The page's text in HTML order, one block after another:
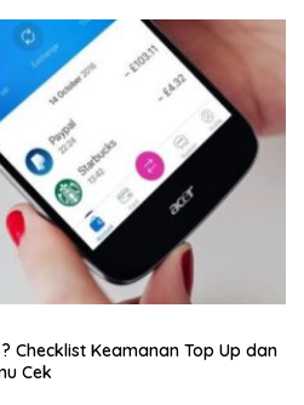
Checklist Keamanan Top Up dan
Cek